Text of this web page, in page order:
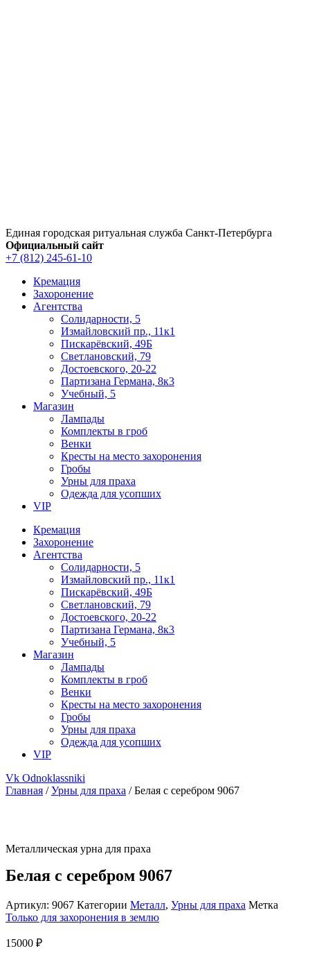
Единая городская ритуальная служба Санкт‑Петербурга
Официальный сайт
+7 (812) 245-61-10
Кремация
Захоронение
Агентства
Солидарности, 5
Измайловский пр., 11к1
Пискарёвский, 49Б
Светлановский, 79
Достоевского, 20-22
Партизана Германа, 8к3
Учебный, 5
Магазин
Лампады
Комплекты в гроб
Венки
Кресты на место захоронения
Гробы
Урны для праха
Одежда для усопших
VIP
Кремация
Захоронение
Агентства
Солидарности, 5
Измайловский пр., 11к1
Пискарёвский, 49Б
Светлановский, 79
Достоевского, 20-22
Партизана Германа, 8к3
Учебный, 5
Магазин
Лампады
Комплекты в гроб
Венки
Кресты на место захоронения
Гробы
Урны для праха
Одежда для усопших
VIP
Vk Odnoklassniki
Главная /Урны для праха / Белая с серебром 9067
Металлическая урна для праха
Белая с серебром 9067
Артикул: 9067 Категории Металл, Урны для праха Метка
Только для захоронения в землю
15000 ₽